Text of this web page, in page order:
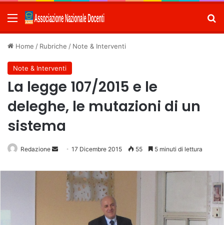
Menu
Home / Rubriche / Note & Interventi
Note & Interventi
La legge 107/2015 e le
deleghe, le mutazioni di un
sistema
Redazione
Invia 17 Dicembre 2015 55 5 minuti di lettura